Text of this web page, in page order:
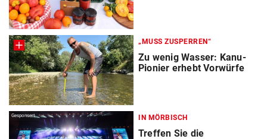
„MUSS ZUSPERREN“
Zu wenig Wasser: Kanu-
Pionier erhebt Vorwürfe
Gesponsert IN MÖRBISCH
Treffen Sie die